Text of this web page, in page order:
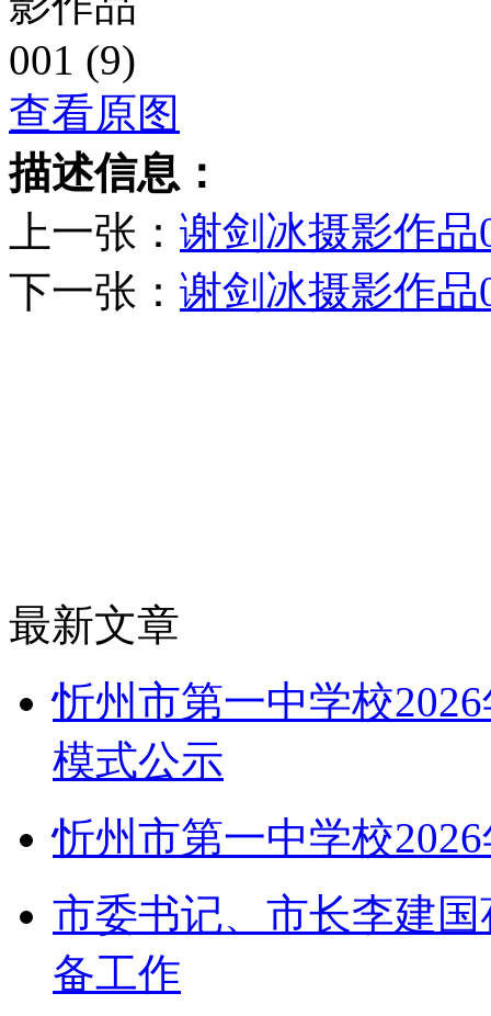
查看原图
描述信息：
上一张： 谢剑冰摄影作品
下一张： 谢剑冰摄影作品
最新文章
忻州市第一中学校
模式公示
忻州市第一中学校
市委书记、市长李建
备工作